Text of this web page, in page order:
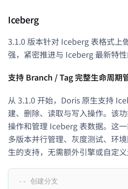
Iceberg
3.1.0 版本针对 Iceberg 表格式上
强，紧密推进与 Iceberg 最新特性
支持 Branch / Tag 完整生命周期
从 3.1.0 开始，Doris 原生支持
建、删除、读取与写入操作。该
操作和管理 Iceberg 表数据。这
多版本并行管理、灰度测试、环
生的支持，无需额外引擎或自定义
-- 创建分支